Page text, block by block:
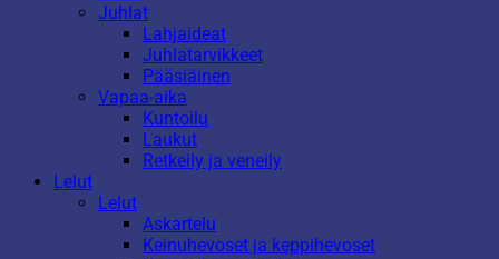
Juhlat
Lahjaideat
Juhlatarvikkeet
Pääsiäinen
Vapaa-aika
Kuntoilu
Laukut
Retkeily ja veneily
Lelut
Lelut
Askartelu
Keinuhevoset ja keppihevoset